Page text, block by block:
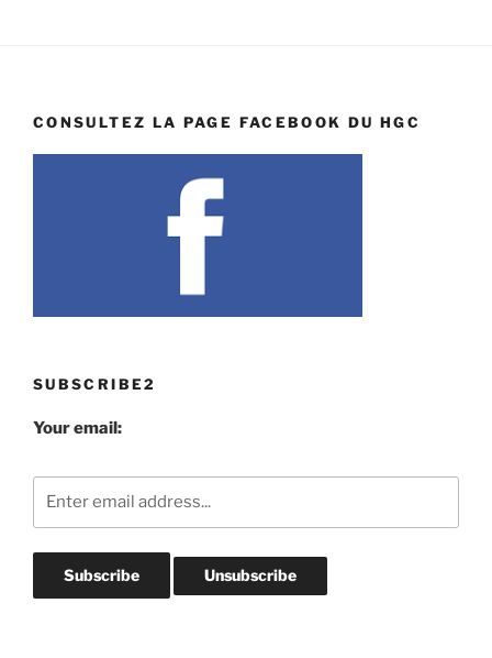
CONSULTEZ LA PAGE FACEBOOK DU HGC
SUBSCRIBE2
Your email: